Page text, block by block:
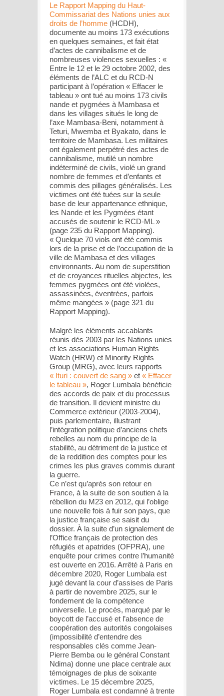
Le Rapport Mapping du Haut-
Commissariat des Nations unies aux
droits de l’homme (HCDH),
documente au moins 173 exécutions
en quelques semaines, et fait état
d’actes de cannibalisme et de
nombreuses violences sexuelles : «
Entre le 12 et le 29 octobre 2002, des
éléments de l’ALC et du RCD-N
participant à l’opération « Effacer le
tableau » ont tué au moins 173 civils
nande et pygmées à Mambasa et
dans les villages situés le long de
l’axe Mambasa-Beni, notamment à
Teturi, Mwemba et Byakato, dans le
territoire de Mambasa. Les militaires
ont également perpétré des actes de
cannibalisme, mutilé un nombre
indéterminé de civils, violé un grand
nombre de femmes et d’enfants et
commis des pillages généralisés. Les
victimes ont été tuées sur la seule
base de leur appartenance ethnique,
les Nande et les Pygmées étant
accusés de soutenir le RCD-ML »
(page 235 du Rapport Mapping).
« Quelque 70 viols ont été commis
lors de la prise et de l’occupation de la
ville de Mambasa et des villages
environnants. Au nom de superstition
et de croyances rituelles abjectes, les
femmes pygmées ont été violées,
assassinées, éventrées, parfois
même mangées » (page 321 du
Rapport Mapping).
Malgré les éléments accablants
réunis dès 2003 par les Nations unies
et les associations Human Rights
Watch (HRW) et Minority Rights
Group (MRG), avec leurs rapports
« Ituri : couvert de sang » et « Effacer
le tableau », Roger Lumbala bénéficie
des accords de paix et du processus
de transition. Il devient ministre du
Commerce extérieur (2003-2004),
puis parlementaire, illustrant
l’intégration politique d’anciens chefs
rebelles au nom du principe de la
stabilité, au détriment de la justice et
de la reddition des comptes pour les
crimes les plus graves commis durant
la guerre.
Ce n’est qu’après son retour en
France, à la suite de son soutien à la
rébellion du M23 en 2012, qui l’oblige
une nouvelle fois à fuir son pays, que
la justice française se saisit du
dossier. À la suite d’un signalement de
l’Office français de protection des
réfugiés et apatrides (OFPRA), une
enquête pour crimes contre l’humanité
est ouverte en 2016. Arrêté à Paris en
décembre 2020, Roger Lumbala est
jugé devant la cour d’assises de Paris
à partir de novembre 2025, sur le
fondement de la compétence
universelle. Le procès, marqué par le
boycott de l’accusé et l’absence de
coopération des autorités congolaises
(impossibilité d’entendre des
responsables clés comme Jean-
Pierre Bemba ou le général Constant
Ndima) donne une place centrale aux
témoignages de plus de soixante
victimes. Le 15 décembre 2025,
Roger Lumbala est condamné à trente